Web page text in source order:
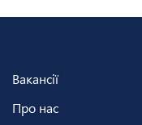
Вакансії
Про нас